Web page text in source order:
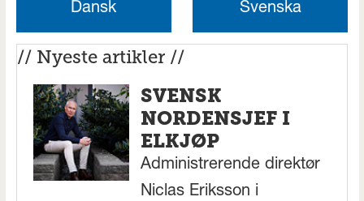
Dansk Svenska
// Nyeste artikler //
SVENSK
NORDENSJEF I
ELKJØP
Administrerende direktør
Niclas Eriksson i